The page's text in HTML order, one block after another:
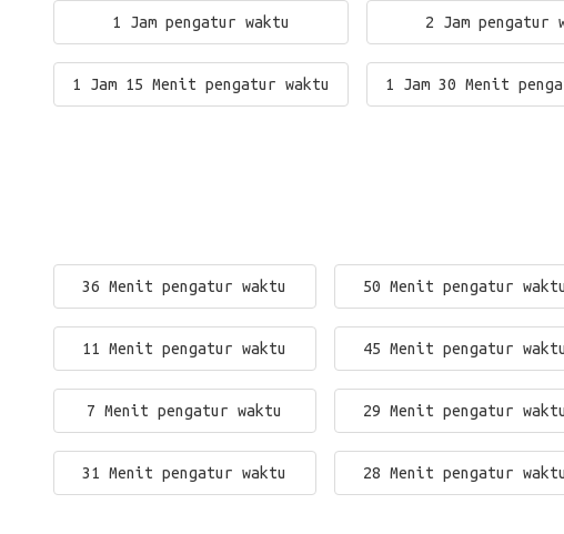
1 Jam pengatur waktu 2 Jam pengatur
1 Jam 15 Menit pengatur waktu 1 Jam 30 Menit
36 Menit pengatur waktu 50 Menit pengatur waktu
11 Menit pengatur waktu 45 Menit pengatur waktu
7 Menit pengatur waktu 29 Menit pengatur waktu
31 Menit pengatur waktu 28 Menit pengatur waktu